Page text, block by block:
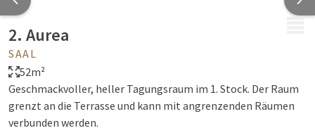
2. Aurea
SAAL
52m²
Geschmackvoller, heller Tagungsraum im 1. Stock. Der Raum
grenzt an die Terrasse und kann mit angrenzenden Räumen
verbunden werden.